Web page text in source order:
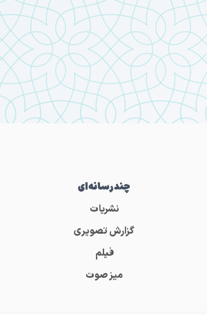
چندرسانه‌ای
نشریات
گزارش تصویری
فیلم
میز صوت